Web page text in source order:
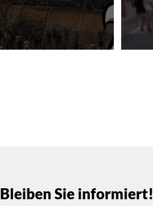
Bleiben Sie informiert!